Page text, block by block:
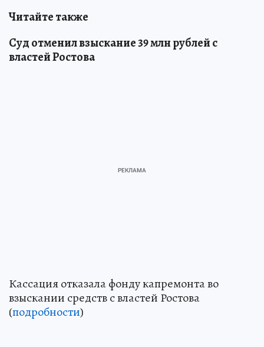
Читайте также
Суд отменил взыскание 39 млн рублей с
властей Ростова
Кассация отказала фонду капремонта во
взыскании средств с властей Ростова
(подробности)